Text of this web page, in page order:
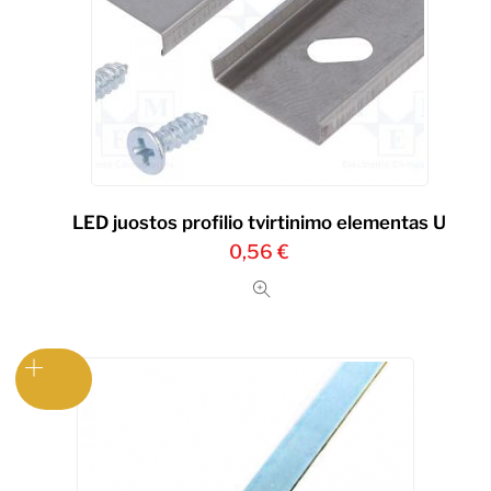
LED juostos profilio tvirtinimo elementas U
0,56€